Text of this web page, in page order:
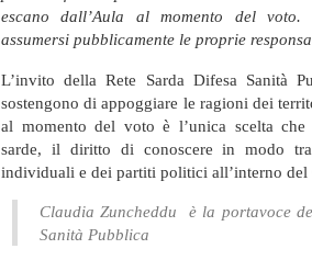
escano dall’Aula al momento del
assumersi pubblicamente le proprie
L’invito della Rete Sarda Difesa Sanità
sostengono di appoggiare le ragioni dei
al momento del voto è l’unica scelta che
sarde, il diritto di conoscere in modo
individuali e dei partiti politici all’interno del
Claudia Zuncheddu è la portavoce
Sanità Pubblica